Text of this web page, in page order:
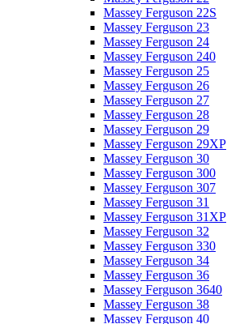
Massey Ferguson 22S
Massey Ferguson 23
Massey Ferguson 24
Massey Ferguson 240
Massey Ferguson 25
Massey Ferguson 26
Massey Ferguson 27
Massey Ferguson 28
Massey Ferguson 29
Massey Ferguson 29XP
Massey Ferguson 30
Massey Ferguson 300
Massey Ferguson 307
Massey Ferguson 31
Massey Ferguson 31XP
Massey Ferguson 32
Massey Ferguson 330
Massey Ferguson 34
Massey Ferguson 36
Massey Ferguson 3640
Massey Ferguson 38
Massey Ferguson 40